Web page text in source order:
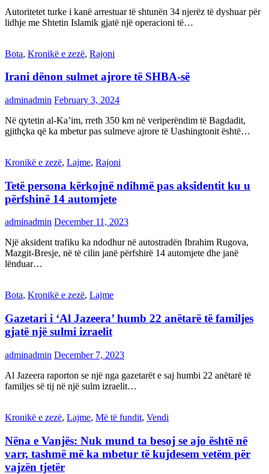
Autoritetet turke i kanë arrestuar të shtunën 34 njerëz të dyshuar për
lidhje me Shtetin Islamik gjatë një operacioni të…
Bota, Kronikë e zezë, Rajoni
Irani dënon sulmet ajrore të SHBA-së
adminadmin February 3, 2024
Në qytetin al-Ka’im, rreth 350 km në veriperëndim të Bagdadit,
gjithçka që ka mbetur pas sulmeve ajrore të Uashingtonit është…
Kronikë e zezë, Lajme, Rajoni
Tetë persona kërkojnë ndihmë pas aksidentit ku u
përfshinë 14 automjete
adminadmin December 11, 2023
Një aksident trafiku ka ndodhur në autostradën Ibrahim Rugova,
Mazgit-Bresje, në të cilin janë përfshirë 14 automjete dhe janë
lënduar…
Bota, Kronikë e zezë, Lajme
Gazetari i ‘Al Jazeera’ humb 22 anëtarë të familjes
gjatë një sulmi izraelit
adminadmin December 7, 2023
Al Jazeera raporton se një nga gazetarët e saj humbi 22 anëtarë të
familjes së tij në një sulm izraelit…
Kronikë e zezë, Lajme, Më të fundit, Vendi
Nëna e Vanjës: Nuk mund ta besoj se ajo është në
varr, tashmë më ka mbetur të kujdesem vetëm për
vajzën tjetër